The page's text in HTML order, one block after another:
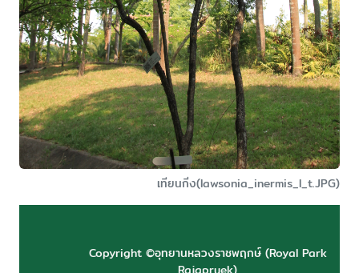
เทียนกิ่ง(lawsonia_inermis_l_t.JPG)
Copyright ©อุทยานหลวงราชพฤกษ์ (Royal Park